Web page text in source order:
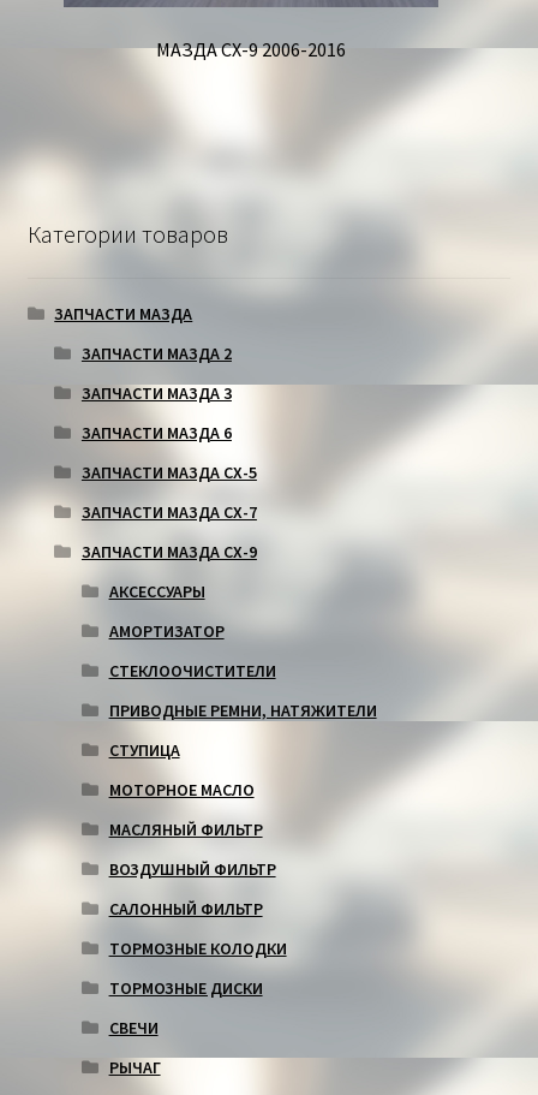
МАЗДА СХ-9 2006-2016
Категории товаров
ЗАПЧАСТИ МАЗДА
ЗАПЧАСТИ МАЗДА 2
ЗАПЧАСТИ МАЗДА 3
ЗАПЧАСТИ МАЗДА 6
ЗАПЧАСТИ МАЗДА СХ-5
ЗАПЧАСТИ МАЗДА СХ-7
ЗАПЧАСТИ МАЗДА СХ-9
АКСЕССУАРЫ
АМОРТИЗАТОР
СТЕКЛООЧИСТИТЕЛИ
ПРИВОДНЫЕ РЕМНИ, НАТЯЖИТЕЛИ
СТУПИЦА
МОТОРНОЕ МАСЛО
МАСЛЯНЫЙ ФИЛЬТР
ВОЗДУШНЫЙ ФИЛЬТР
САЛОННЫЙ ФИЛЬТР
ТОРМОЗНЫЕ КОЛОДКИ
ТОРМОЗНЫЕ ДИСКИ
СВЕЧИ
РЫЧАГ